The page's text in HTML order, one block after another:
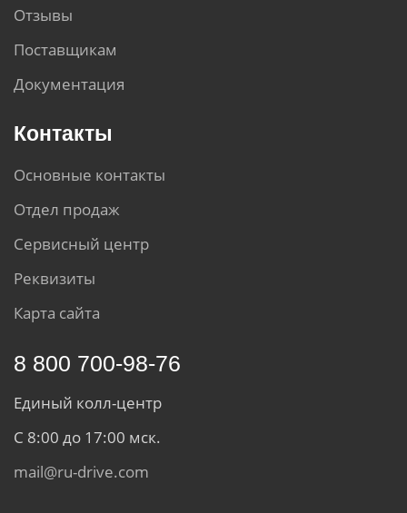
Отзывы
Поставщикам
Документация
Контакты
Основные контакты
Отдел продаж
Сервисный центр
Реквизиты
Карта сайта
8 800 700-98-76
Единый колл-центр
С 8:00 до 17:00 мск.
mail@ru-drive.com